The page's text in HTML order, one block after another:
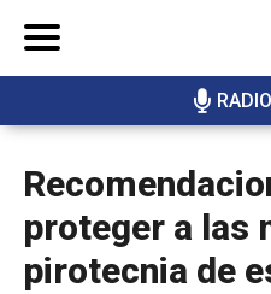
proteger a las
pirotecnia de